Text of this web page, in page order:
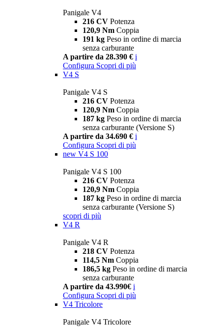
Panigale V4
216 CV Potenza
120,9 Nm Coppia
191 kg Peso in ordine di marcia
senza carburante
A partire da 28.390 € i
Configura Scopri di più
V4 S
Panigale V4 S
216 CV Potenza
120,9 Nm Coppia
187 kg Peso in ordine di marcia
senza carburante (Versione S)
A partire da 34.690 € i
Configura Scopri di più
new V4 S 100
Panigale V4 S 100
216 CV Potenza
120,9 Nm Coppia
187 kg Peso in ordine di marcia
senza carburante (Versione S)
scopri di più
V4 R
Panigale V4 R
218 CV Potenza
114,5 Nm Coppia
186,5 kg Peso in ordine di marcia
senza carburante
A partire da 43.990€ i
Configura Scopri di più
V4 Tricolore
Panigale V4 Tricolore